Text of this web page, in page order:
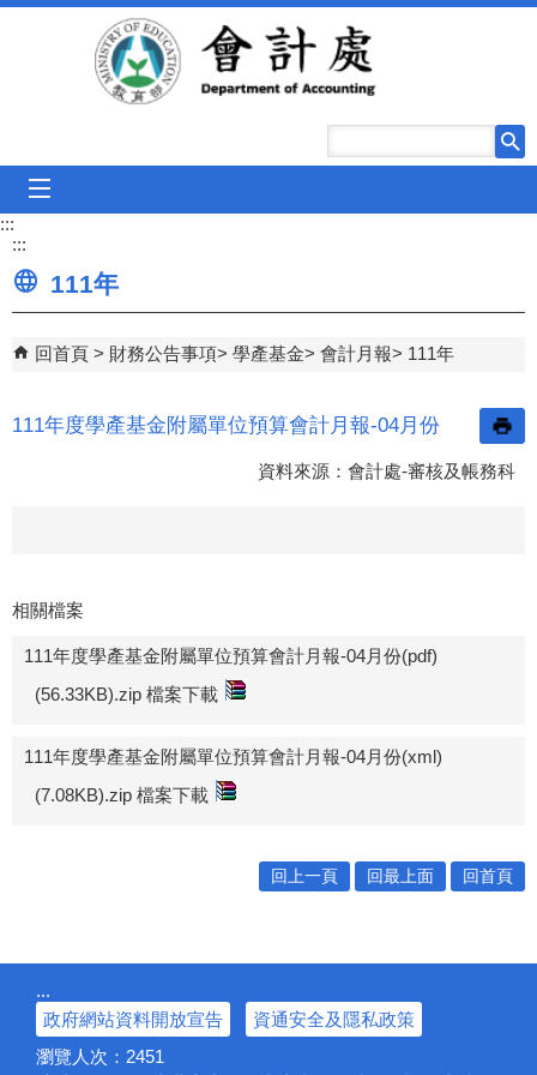
跳到主要內容區塊
:::
:::
111年
回首頁 財務公告事項 學產基金 會計月報 111年
111年度學產基金附屬單位預算會計月報-04月份
資料來源：會計處-審核及帳務科
相關檔案
111年度學產基金附屬單位預算會計月報-04月份(pdf)
(56.33KB).zip 檔案下載
111年度學產基金附屬單位預算會計月報-04月份(xml)
(7.08KB).zip 檔案下載
回上一頁 回最上面 回首頁
:::
政府網站資料開放宣告
資通安全及隱私政策
瀏覽人次： 2451